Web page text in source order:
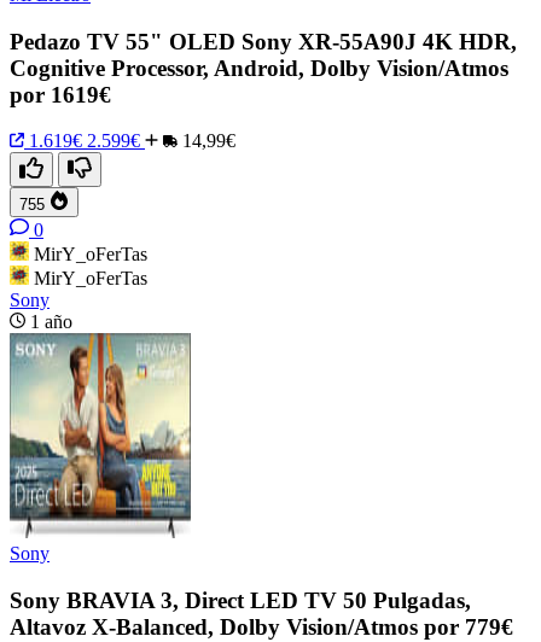
Pedazo TV 55" OLED Sony XR-55A90J 4K HDR,
Cognitive Processor, Android, Dolby Vision/Atmos
por 1619€
1.619€ 2.599€ 14,99€
755
0
MirY_oFerTas
MirY_oFerTas
Sony
1 año
Sony
Sony BRAVIA 3, Direct LED TV 50 Pulgadas,
Altavoz X-Balanced, Dolby Vision/Atmos por 779€